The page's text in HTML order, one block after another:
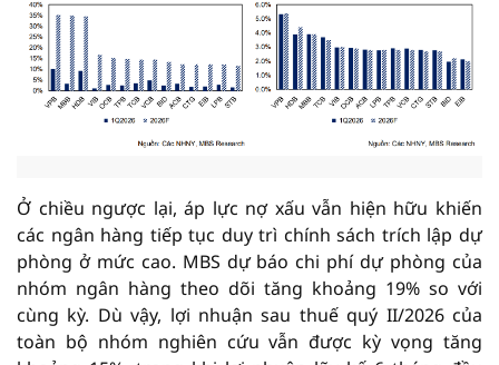
Ở chiều ngược lại, áp lực nợ xấu vẫn hiện hữu khiến
các ngân hàng tiếp tục duy trì chính sách trích lập dự
phòng ở mức cao. MBS dự báo chi phí dự phòng của
nhóm ngân hàng theo dõi tăng khoảng 19% so với
cùng kỳ. Dù vậy, lợi nhuận sau thuế quý II/2026 của
toàn bộ nhóm nghiên cứu vẫn được kỳ vọng tăng